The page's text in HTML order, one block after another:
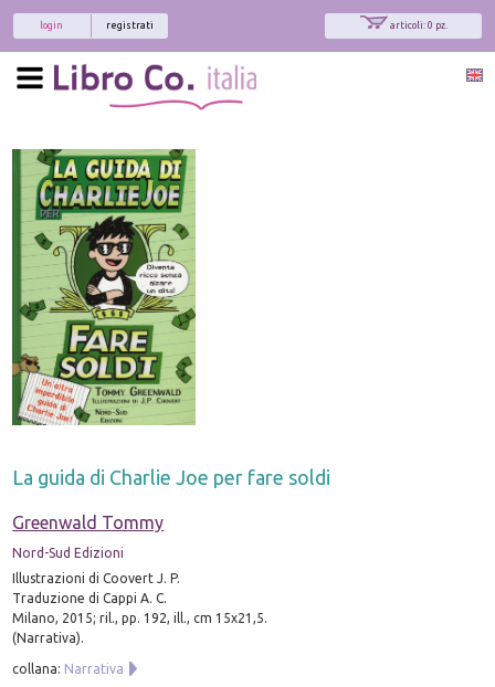
articoli: 0 pz.
registrati
login
La guida di Charlie Joe per fare soldi
Greenwald Tommy
Nord-Sud Edizioni
Illustrazioni di Coovert J. P.
Traduzione di Cappi A. C.
Milano, 2015; ril., pp. 192, ill., cm 15x21,5.
(Narrativa).
collana: Narrativa